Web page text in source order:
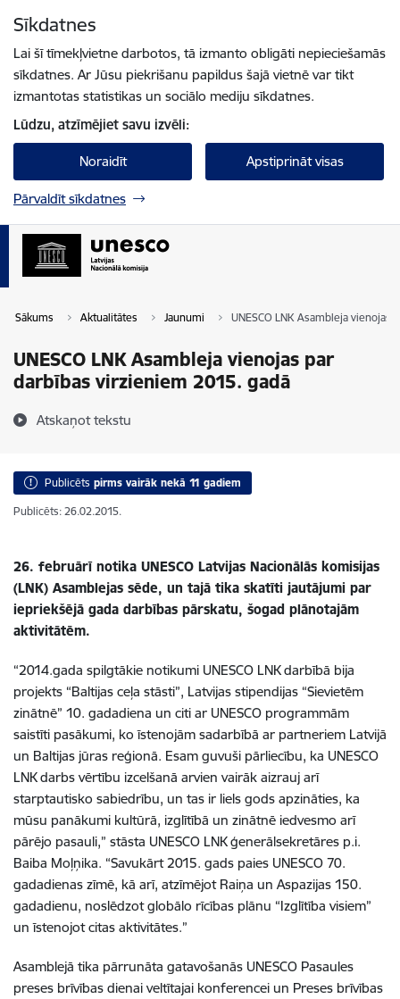
Sīkdatnes
Lai šī tīmekļvietne darbotos, tā izmanto obligāti nepieciešamās
sīkdatnes. Ar Jūsu piekrišanu papildus šajā vietnē var tikt
izmantotas statistikas un sociālo mediju sīkdatnes.
Lūdzu, atzīmējiet savu izvēli:
Noraidīt Apstiprināt visas
Pārvaldīt sīkdatnes
Sākums Aktualitātes Jaunumi UNESCO LNK Asambleja
UNESCO LNK Asambleja vienojas par
darbības virzieniem 2015. gadā
Atskaņot tekstu
Publicēts pirms vairāk nekā 11 gadiem
Publicēts: 26.02.2015.
26. februārī notika UNESCO Latvijas Nacionālās komisijas
(LNK) Asamblejas sēde, un tajā tika skatīti jautājumi par
iepriekšējā gada darbības pārskatu, šogad plānotajām
aktivitātēm.
“2014.gada spilgtākie notikumi UNESCO LNK darbībā bija
projekts “Baltijas ceļa stāsti”, Latvijas stipendijas “Sievietēm
zinātnē” 10. gadadiena un citi ar UNESCO programmām
saistīti pasākumi, ko īstenojām sadarbībā ar partneriem Latvijā
un Baltijas jūras reģionā. Esam guvuši pārliecību, ka UNESCO
LNK darbs vērtību izcelšanā arvien vairāk aizrauj arī
starptautisko sabiedrību, un tas ir liels gods apzināties, ka
mūsu panākumi kultūrā, izglītībā un zinātnē iedvesmo arī
pārējo pasauli,” stāsta UNESCO LNK ģenerālsekretāres p.i.
Baiba Moļņika. “Savukārt 2015. gads paies UNESCO 70.
gadadienas zīmē, kā arī, atzīmējot Raiņa un Aspazijas 150.
gadadienu, noslēdzot globālo rīcības plānu “Izglītība visiem”
un īstenojot citas aktivitātes.”
Asamblejā tika pārrunāta gatavošanās UNESCO Pasaules
preses brīvības dienai veltītajai konferencei un Preses brīvības